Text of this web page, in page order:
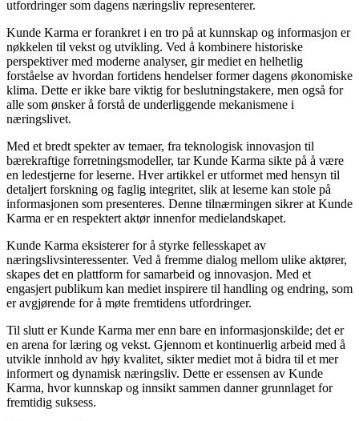
utfordringer som dagens næringsliv representerer.
Kunde Karma er forankret i en tro på at kunnskap og informasjon er
nøkkelen til vekst og utvikling. Ved å kombinere historiske
perspektiver med moderne analyser, gir mediet en helhetlig
forståelse av hvordan fortidens hendelser former dagens økonomiske
klima. Dette er ikke bare viktig for beslutningstakere, men også for
alle som ønsker å forstå de underliggende mekanismene i
næringslivet.
Med et bredt spekter av temaer, fra teknologisk innovasjon til
bærekraftige forretningsmodeller, tar Kunde Karma sikte på å være
en ledestjerne for leserne. Hver artikkel er utformet med hensyn til
detaljert forskning og faglig integritet, slik at leserne kan stole på
informasjonen som presenteres. Denne tilnærmingen sikrer at Kunde
Karma er en respektert aktør innenfor medielandskapet.
Kunde Karma eksisterer for å styrke fellesskapet av
næringslivsinteressenter. Ved å fremme dialog mellom ulike aktører,
skapes det en plattform for samarbeid og innovasjon. Med et
engasjert publikum kan mediet inspirere til handling og endring, som
er avgjørende for å møte fremtidens utfordringer.
Til slutt er Kunde Karma mer enn bare en informasjonskilde; det er
en arena for læring og vekst. Gjennom et kontinuerlig arbeid med å
utvikle innhold av høy kvalitet, sikter mediet mot å bidra til et mer
informert og dynamisk næringsliv. Dette er essensen av Kunde
Karma, hvor kunnskap og innsikt sammen danner grunnlaget for
fremtidig suksess.